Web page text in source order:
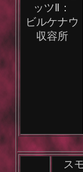
ッツⅡ：
ビルケナウ
収容所
スモ